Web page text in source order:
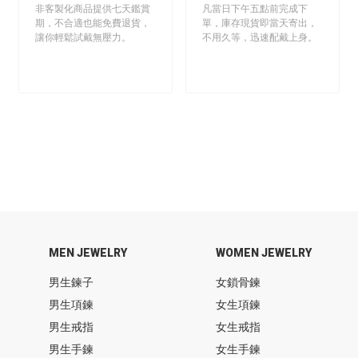
非客製化商品提供七天鑑賞
期，不合適也能免費退貨，
讓你輕鬆試戴無壓力。
凡當日下午五點前完成下
單，庫存現貨即當天寄出，
不用久等，迅速配戴上身。
MEN JEWELRY
男生鍊子
男生項鍊
男生戒指
男生手鍊
WOMEN JEWELRY
女鎖骨鍊
女生項鍊
女生戒指
女生手鍊